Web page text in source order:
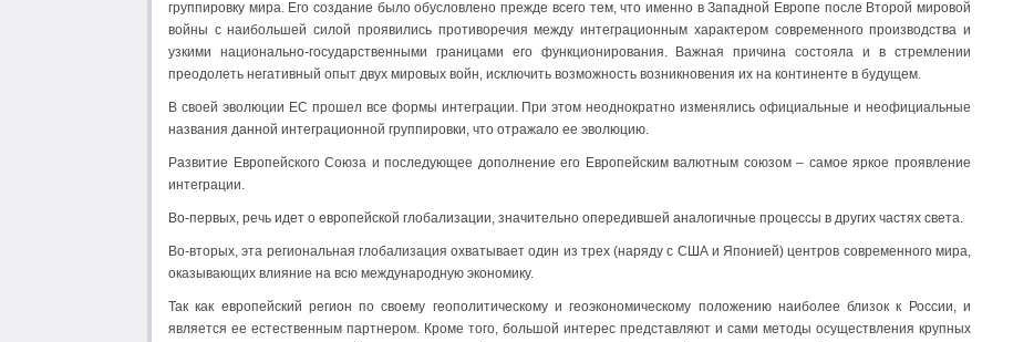
группировку мира. Его создание было обусловлено прежде всего тем, что именно в Западной Европе после Второй мировой
войны с наибольшей силой проявились противоречия между интеграционным характером современного производства и
узкими национально-государственными границами его функционирования. Важная причина состояла и в стремлении
преодолеть негативный опыт двух мировых войн, исключить возможность возникновения их на континенте в будущем.
В своей эволюции ЕС прошел все формы интеграции. При этом неоднократно изменялись официальные и неофициальные
названия данной интеграционной группировки, что отражало ее эволюцию.
Развитие Европейского Союза и последующее дополнение его Европейским валютным союзом – самое яркое проявление
интеграции.
Во-первых, речь идет о европейской глобализации, значительно опередившей аналогичные процессы в других частях света.
Во-вторых, эта региональная глобализация охватывает один из трех (наряду с США и Японией) центров современного мира,
оказывающих влияние на всю международную экономику.
Так как европейский регион по своему геополитическому и геоэкономическому положению наиболее близок к России, и
является ее естественным партнером. Кроме того, большой интерес представляют и сами методы осуществления крупных